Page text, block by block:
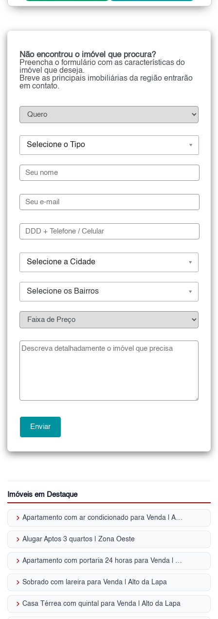
Não encontrou o imóvel que procura?
Preencha o formulário com as características do
imóvel que deseja.
Breve as principais imobiliárias da região entrarão
em contato.
Selecione o Tipo
Selecione a Cidade
Selecione os Bairros
Imóveis em Destaque
keyboard_arrow_right Apartamento com ar condicionado para Venda | Alto da Lapa
keyboard_arrow_right Alugar Aptos 3 quartos | Zona Oeste
keyboard_arrow_right Apartamento com portaria 24 horas para Venda | Alto da Lapa
keyboard_arrow_right Sobrado com lareira para Venda | Alto da Lapa
keyboard_arrow_right Casa Térrea com quintal para Venda | Alto da Lapa